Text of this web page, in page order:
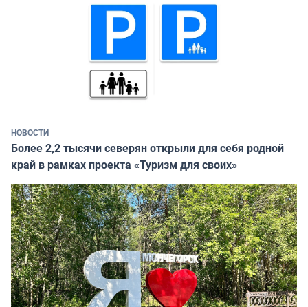
НОВОСТИ
Более 2,2 тысячи северян открыли для себя родной
край в рамках проекта «Туризм для своих»